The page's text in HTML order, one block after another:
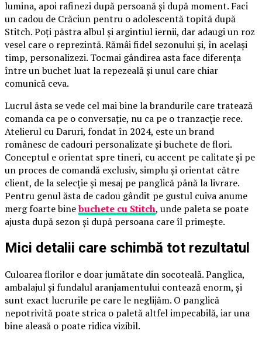
lumina, apoi rafinezi după persoană și după moment. Faci
un cadou de Crăciun pentru o adolescentă topită după
Stitch. Poți păstra albul și argintiul iernii, dar adaugi un roz
vesel care o reprezintă. Rămâi fidel sezonului și, în același
timp, personalizezi. Tocmai gândirea asta face diferența
între un buchet luat la repezeală și unul care chiar
comunică ceva.
Lucrul ăsta se vede cel mai bine la brandurile care tratează
comanda ca pe o conversație, nu ca pe o tranzacție rece.
Atelierul cu Daruri, fondat în 2024, este un brand
românesc de cadouri personalizate și buchete de flori.
Conceptul e orientat spre tineri, cu accent pe calitate și pe
un proces de comandă exclusiv, simplu și orientat către
client, de la selecție și mesaj pe panglică până la livrare.
Pentru genul ăsta de cadou gândit pe gustul cuiva anume
merg foarte binebuchete cu Stitch, unde paleta se poate
ajusta după sezon și după persoana care îl primește.
Mici detalii care schimbă tot rezultatul
Culoarea florilor e doar jumătate din socoteală. Panglica,
ambalajul și fundalul aranjamentului contează enorm, și
sunt exact lucrurile pe care le neglijăm. O panglică
nepotrivită poate strica o paletă altfel impecabilă, iar una
bine aleasă o poate ridica vizibil.